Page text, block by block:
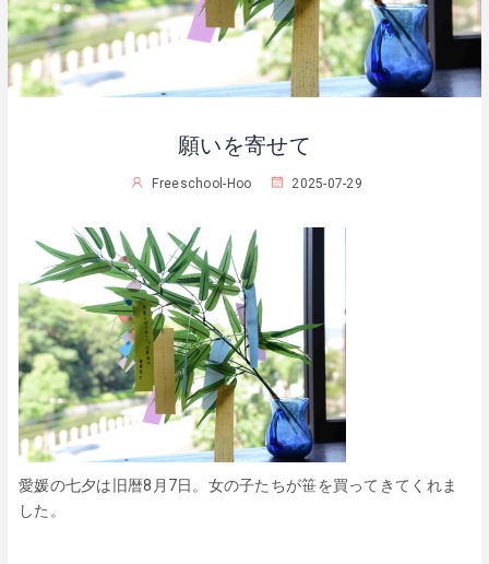
願いを寄せて
Freeschool-Hoo 2025-07-29
愛媛の七夕は旧暦8月7日。女の子たちが笹を買ってきてくれま
した。